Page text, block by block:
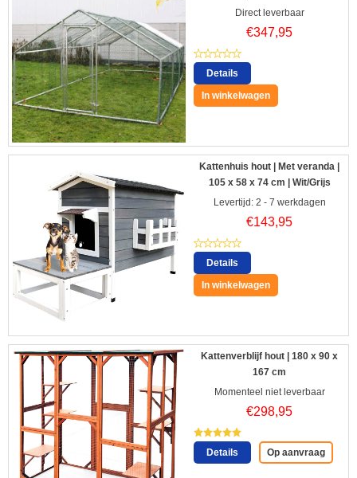
Direct leverbaar
€347,95
Details
In winkelwagen
Kattenhuis hout | Met veranda |
105 x 58 x 74 cm | Wit/Grijs
Levertijd: 2 - 7 werkdagen
€143,95
Details
In winkelwagen
Kattenverblijf hout | 180 x 90 x
167 cm
Momenteel niet leverbaar
€298,95
Details Op aanvraag